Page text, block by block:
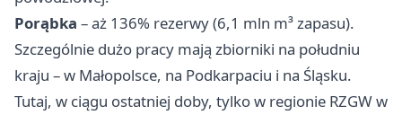
Porąbka – aż 136% rezerwy (6,1 mln m³ zapasu).
Szczególnie dużo pracy mają zbiorniki na południu
kraju – w Małopolsce, na Podkarpaciu i na Śląsku.
Tutaj, w ciągu ostatniej doby, tylko w regionie RZGW w